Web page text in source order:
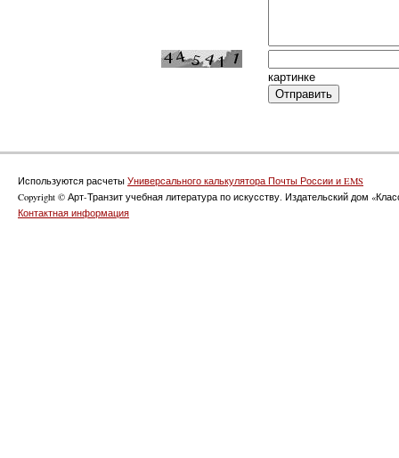
картинке
Используются расчеты Универсального калькулятора Почты России и EMS
Copyright © Арт-Транзит учебная литература по искусству. Издательский дом
Контактная информация